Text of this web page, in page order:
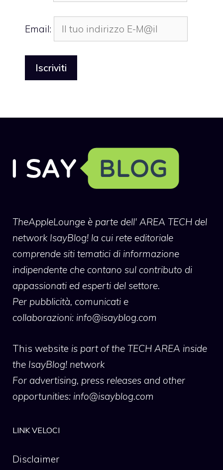
Email:
TheAppleLounge è parte dell' AREA TECH del
network IsayBlog! la cui rete editoriale
comprende siti tematici di informazione
indipendente che contano sul contributo di
appassionati ed esperti del settore.
Per pubblicità, comunicati e
collaborazioni: info@isayblog.com
This website is part of the TECH AREA inside
the IsayBlog! network
For advertising, press releases and other
opportunities: info@isayblog.com
LINK VELOCI
Disclaimer